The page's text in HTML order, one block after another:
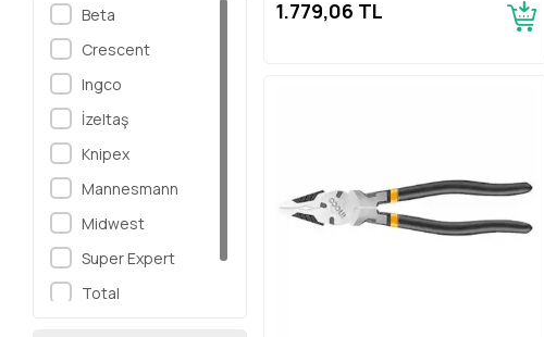
Elektronikçi Yan Keski
Sıkma Pensesi
Tel Pensesi
Mekanikçi Kargaburun
Düz Segman Pensesi
Eğri Segman Pensesi
Mafsallı Keski Pense
Konnektör Pensesi
Hidrolik Kablo Sıkma
Pensesi
Beta
Crescent
Ingco
İzeltaş
Knipex
Mannesmann
Midwest
Super Expert
Total
1.779,06 TL